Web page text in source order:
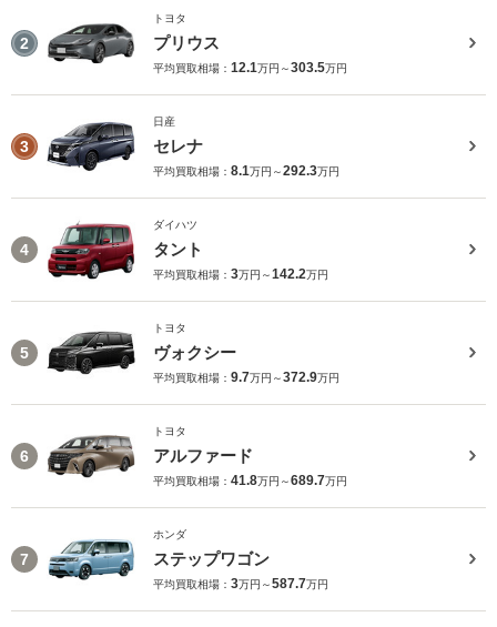
2
トヨタ
プリウス
平均買取相場： 12.1万円～303.5万円
3
日産
セレナ
平均買取相場： 8.1万円～292.3万円
4
ダイハツ
タント
平均買取相場： 3万円～142.2万円
5
トヨタ
ヴォクシー
平均買取相場： 9.7万円～372.9万円
6
トヨタ
アルファード
平均買取相場： 41.8万円～689.7万円
7
ホンダ
ステップワゴン
平均買取相場： 3万円～587.7万円